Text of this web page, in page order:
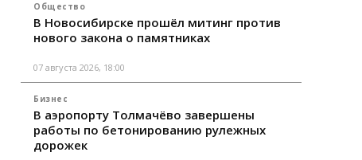
Общество
В Новосибирске прошёл митинг против
нового закона о памятниках
07 августа 2026, 18:00
Бизнес
В аэропорту Толмачёво завершены
работы по бетонированию рулежных
дорожек